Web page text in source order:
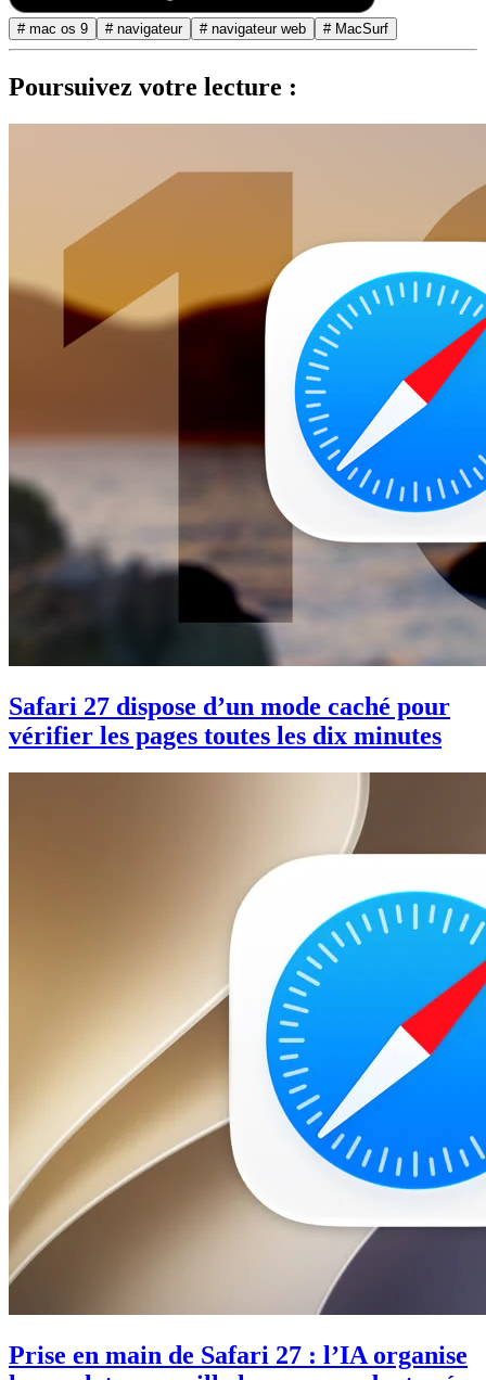
# mac os 9 # navigateur # navigateur web # MacSurf
Poursuivez votre lecture :
Safari 27 dispose d’un mode caché pour
vérifier les pages toutes les dix minutes
Prise en main de Safari 27 : l’IA organise